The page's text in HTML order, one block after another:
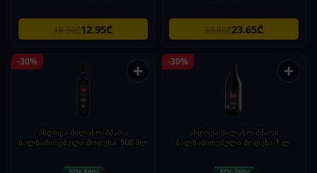
18.50₾12.95₾ 33.80₾23.65₾
-30% +
ანდრეა მილანო-ძმარი
ბალზამირებული მოდენა. 500 მლ
-30% +
ანდრეა მილანო-ძმარი
ბალზამირებული მოდენა 1 ლ.